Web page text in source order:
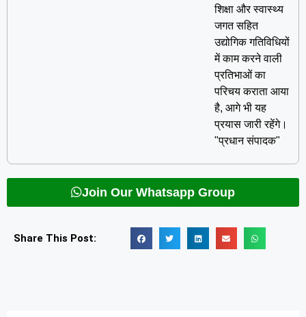
शिक्षा और स्वास्थ्य
जगत सहित
उद्योगिक गतिविधियों
में काम करने वाली
प्रतिभाओं का
परिचय कराता आया
है, आगे भी यह
प्रयास जारी रहेंगे।
"प्रधान संपादक"
Join Our Whatsapp Group
Share This Post: